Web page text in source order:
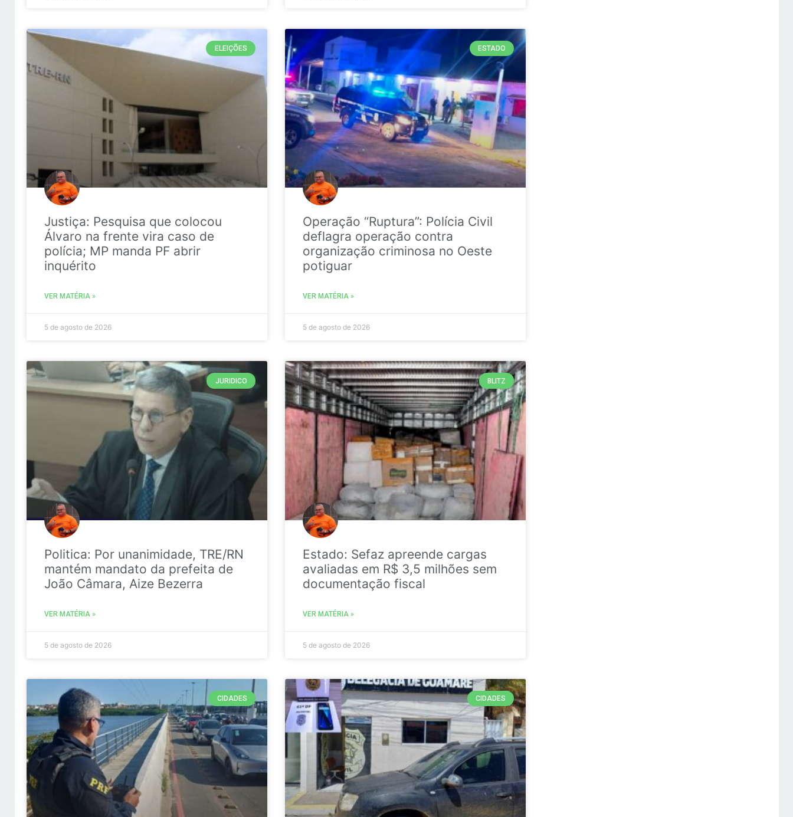
ELEIÇÕES
Justiça: Pesquisa que colocou
Álvaro na frente vira caso de
polícia; MP manda PF abrir
inquérito
VER MATÉRIA »
5 de agosto de 2026
ESTADO
Operação “Ruptura”: Polícia Civil
deflagra operação contra
organização criminosa no Oeste
potiguar
VER MATÉRIA »
5 de agosto de 2026
JURIDICO
Politica: Por unanimidade, TRE/RN
mantém mandato da prefeita de
João Câmara, Aize Bezerra
VER MATÉRIA »
5 de agosto de 2026
BLITZ
Estado: Sefaz apreende cargas
avaliadas em R$ 3,5 milhões sem
documentação fiscal
VER MATÉRIA »
5 de agosto de 2026
CIDADES CIDADES